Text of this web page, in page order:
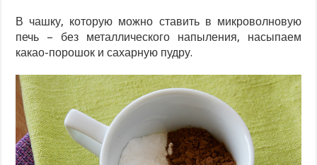
В чашку, которую можно ставить в микроволновую
печь – без металлического напыления, насыпаем
какао-порошок и сахарную пудру.